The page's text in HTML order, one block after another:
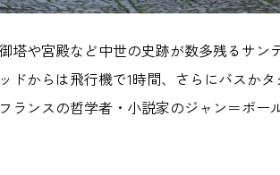
塔や宮殿など中世の史跡が数多残るサ
からは飛行機で1時間、さらにバスか
ランスの哲学者・小説家のジャン＝ポ